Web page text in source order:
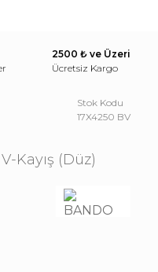
2500 ₺ ve Üzeri
Ücretsiz Kargo
Stok Kodu
17X4250 BV
Kayış (Düz)